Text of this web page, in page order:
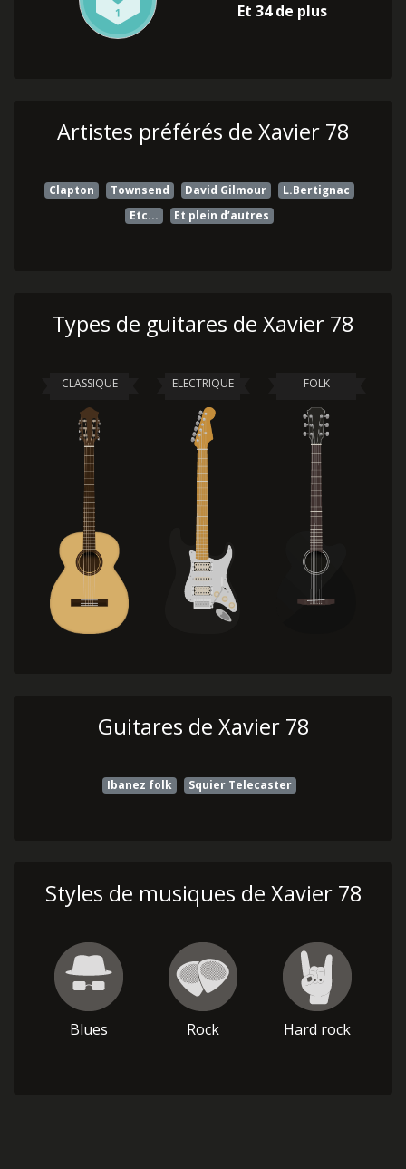
Et 34 de plus
Artistes préférés de Xavier 78
Clapton Townsend David Gilmour
L.Bertignac
Etc...
Et plein d’autres
Types de guitares de Xavier 78
CLASSIQUE ELECTRIQUE FOLK
Guitares de Xavier 78
Ibanez folk Squier Telecaster
Styles de musiques de Xavier 78
Blues Rock Hard rock